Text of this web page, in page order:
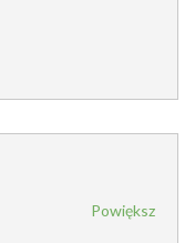
Powiększ